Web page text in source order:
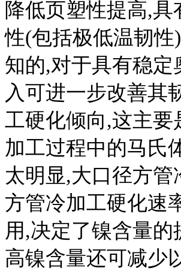
降低页塑性提高,
性(包括极低温韧
知的,对于具有稳
入可进一步改善其
工硬化倾向,这主
加工过程中的马氏
太明显,大口径方
方管冷加工硬化速
用,决定了镍含量
高镍含量还可减少